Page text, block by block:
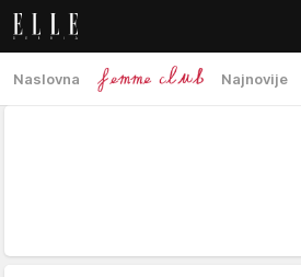
Naslovna Najnovije